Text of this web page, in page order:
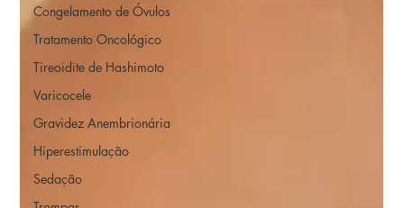
Congelamento de Óvulos
Tratamento Oncológico
Tireoidite de Hashimoto
Varicocele
Gravidez Anembrionária
Hiperestimulação
Sedação